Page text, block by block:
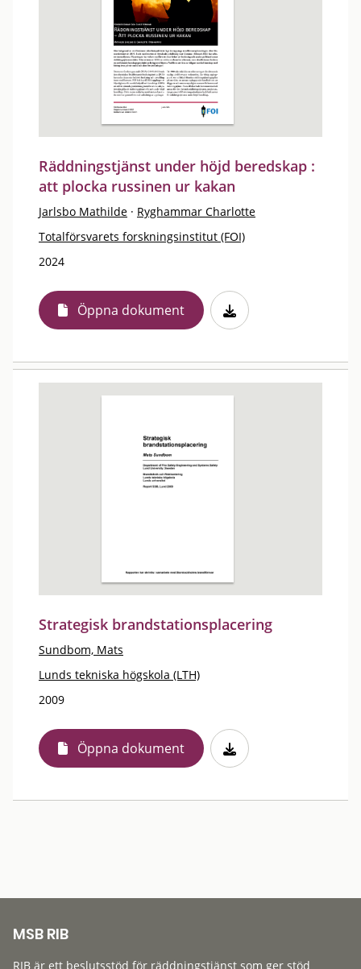
Räddningstjänst under höjd beredskap :
att plocka russinen ur kakan
Jarlsbo Mathilde · Ryghammar Charlotte
Totalförsvarets forskningsinstitut (FOI)
2024
Öppna dokument
Strategisk brandstationsplacering
Sundbom, Mats
Lunds tekniska högskola (LTH)
2009
Öppna dokument
MSB RIB
RIB är ett beslutsstöd för räddningstjänst som ger stöd